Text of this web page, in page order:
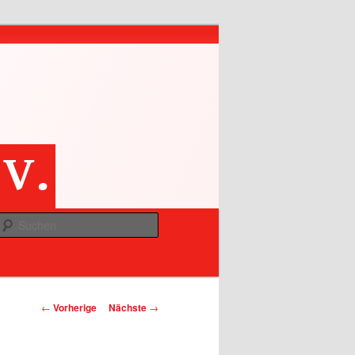
Artikelnavigation
← Vorherige Nächste →